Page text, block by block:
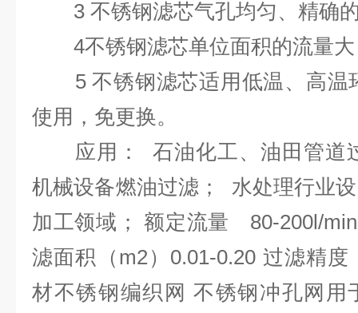
3 不锈钢滤芯气孔均匀、精确
4不锈钢滤芯单位面积的流量大
5 不锈钢滤芯适用低温、高温
使用，免更换。
应用： 石油化工、油田管道
机械设备燃油过滤； 水处理行业
加工领域； 额定流量 80-200l/
滤面积（m2）0.01-0.20 过滤精
材不锈钢编织网 不锈钢冲孔网用